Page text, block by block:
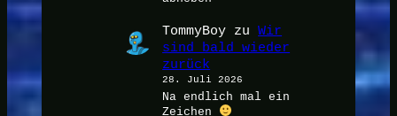
TommyBoy zuWir
sind bald wieder
zurück
28. Juli 2026
Na endlich mal ein
Zeichen